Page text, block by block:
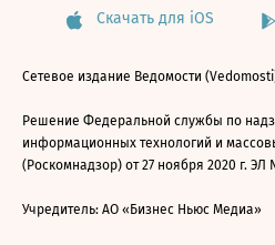
Скачать для iOS
Сетевое издание Ведомости
Решение Федеральной службы по
информационных технологий и
(Роскомнадзор) от 27 ноября 2020 г. ЭЛ
Учредитель: АО «Бизнес Ньюс Медиа»